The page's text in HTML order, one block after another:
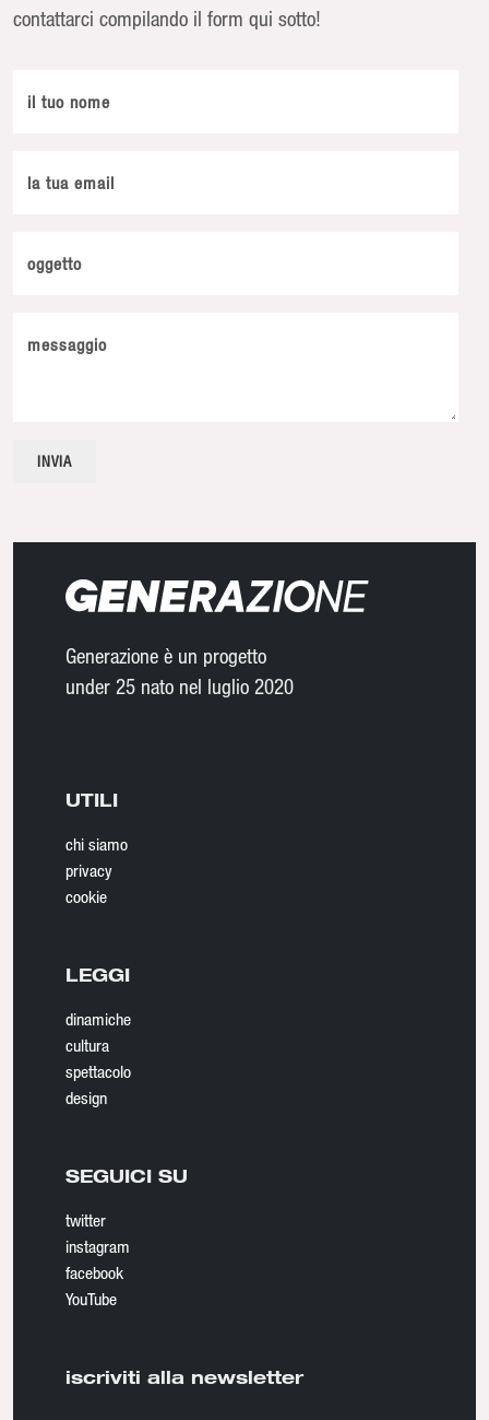
contattarci compilando il form qui sotto!
il tuo nome
la tua email
oggetto
messaggio
Generazione è un progetto
under 25 nato nel luglio 2020
UTILI
chi siamo
privacy
cookie
LEGGI
dinamiche
cultura
spettacolo
design
SEGUICI SU
twitter
instagram
facebook
YouTube
iscriviti alla newsletter